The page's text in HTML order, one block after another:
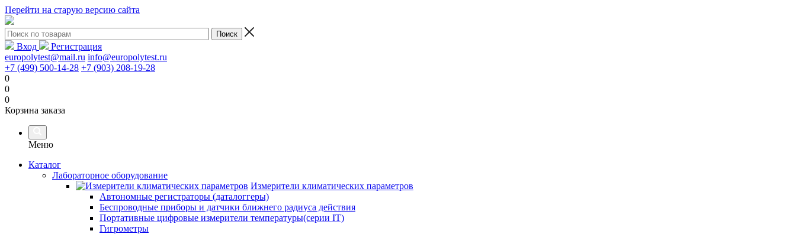
Перейти на старую версию сайта
Вход
Регистрация
europolytest@mail.ru info@europolytest.ru
+7 (499) 500-14-28 +7 (903) 208-19-28
0
0
0
Корзина заказа
Меню
Каталог
Лабораторное оборудование
Измерители климатических параметров
Автономные регистраторы (даталоггеры)
Беспроводные приборы и датчики ближнего радиуса действия
Портативные цифровые измерители температуры(серии IT)
Гигрометры